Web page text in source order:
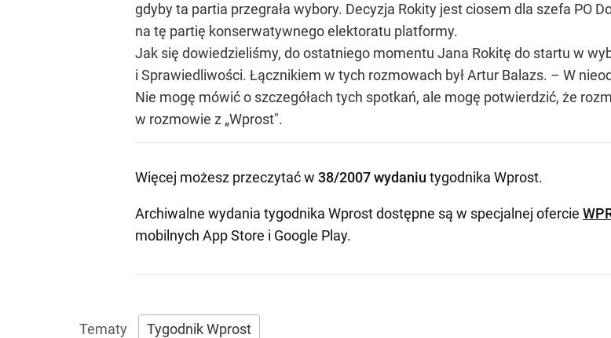
gdyby ta partia przegrała wybory. Decyzja Rokity jest ciosem dla szefa PO
na tę partię konserwatywnego elektoratu platformy.
Jak się dowiedzieliśmy, do ostatniego momentu Jana Rokitę do startu w
i Sprawiedliwości. Łącznikiem w tych rozmowach był Artur Balazs. – W
Nie mogę mówić o szczegółach tych spotkań, ale mogę potwierdzić, że
w rozmowie z „Wprost".
Więcej możesz przeczytać w 38/2007 wydaniu tygodnika Wprost.
Archiwalne wydania tygodnika Wprost dostępne są w specjalnej ofercie
mobilnych App Store i Google Play.
Tygodnik Wprost